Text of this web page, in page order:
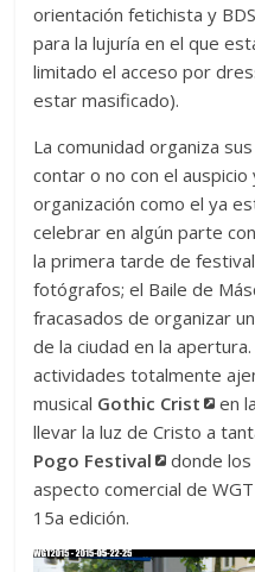
orientación fetichista y
para la lujuría en el que
limitado el acceso por
estar masificado).
La comunidad organiza
contar o no con el
organización como el ya
celebrar en algún parte
la primera tarde de
fotógrafos; el Baile de
fracasados de organizar
de la ciudad en la
actividades totalmente
musical Gothic Crist
en
llevar la luz de Cristo a
Pogo Festival
donde
aspecto comercial de
15a edición.